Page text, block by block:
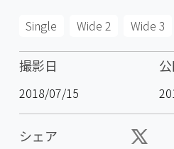
Single Wide 2 Wide 3
撮影日
2018/07/15
シェア